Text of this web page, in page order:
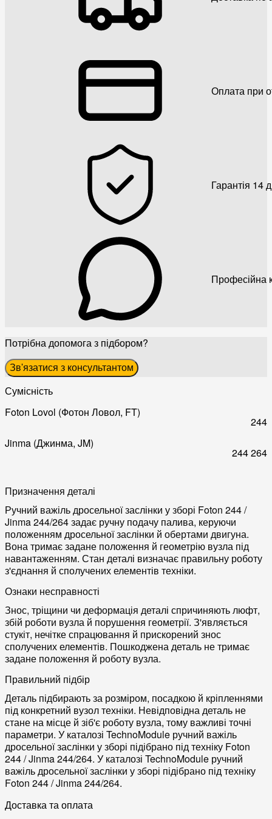
Оплата при
Гарантія 14
Професійна
Потрібна допомога з підбором?
Зв'язатися з консультантом
Сумісність
Foton Lovol (Фотон Ловол, FT)
244
Jinma (Джинма, JM)
244264
Призначення деталі
Ручний важіль дросельної заслінки у зборі Foton 244 /
Jinma 244/264 задає ручну подачу палива, керуючи
положенням дросельної заслінки й обертами двигуна.
Вона тримає задане положення й геометрію вузла під
навантаженням. Стан деталі визначає правильну роботу
з'єднання й сполучених елементів техніки.
Ознаки несправності
Знос, тріщини чи деформація деталі спричиняють люфт,
збій роботи вузла й порушення геометрії. З'являється
стукіт, нечітке спрацювання й прискорений знос
сполучених елементів. Пошкоджена деталь не тримає
задане положення й роботу вузла.
Правильний підбір
Деталь підбирають за розміром, посадкою й кріпленнями
під конкретний вузол техніки. Невідповідна деталь не
стане на місце й зіб'є роботу вузла, тому важливі точні
параметри. У каталозі TechnoModule ручний важіль
дросельної заслінки у зборі підібрано під техніку Foton
244 / Jinma 244/264. У каталозі TechnoModule ручний
важіль дросельної заслінки у зборі підібрано під техніку
Foton 244 / Jinma 244/264.
Доставка та оплата